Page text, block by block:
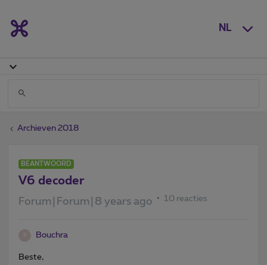
NL
Archieven 2018
BEANTWOORD
V6 decoder
Forum|Forum|8 years ago 10 reacties
Bouchra
Beste,